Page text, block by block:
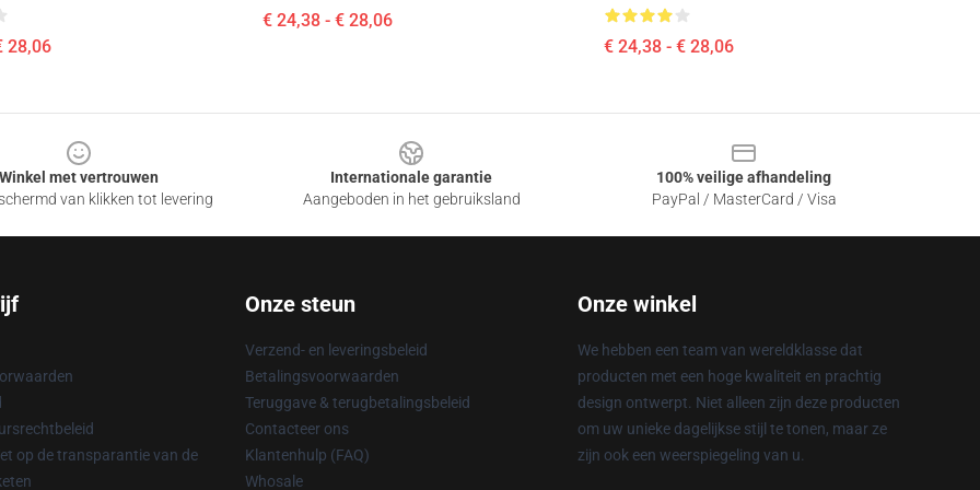
28,06
€ 24,38 - € 28,06
€ 24,38 - € 28,06
Winkel met vertrouwen
van klikken tot levering
Internationale garantie
Aangeboden in het gebruiksland
100% veilige afhandeling
PayPal / MasterCard / Visa
op de transparantie van de
Onze steun
Verzend- en leveringsbeleid
Betalingsvoorwaarden
Teruggave & terugbetalingsbeleid
Contacteer ons
Klantenhulp (FAQ)
Whosale
Onze winkel
We hebben een team van wereldklasse dat
producten met een hoge kwaliteit en prachtig
design ontwerpt. Niet alleen zijn deze producten
om uw unieke dagelijkse stijl te tonen, maar ze
zijn ook een weerspiegeling van u.